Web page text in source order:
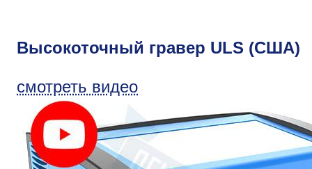
Высокоточный гравер ULS (США)
смотреть видео